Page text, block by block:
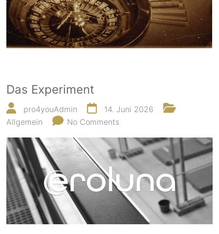
Das Experiment
pro4youAdmin
14. Juni 2026
Allgemein
No Comments